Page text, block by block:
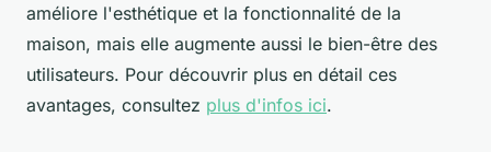
améliore l'esthétique et la fonctionnalité de la
maison, mais elle augmente aussi le bien-être des
utilisateurs. Pour découvrir plus en détail ces
avantages, consultez plus d'infos ici.